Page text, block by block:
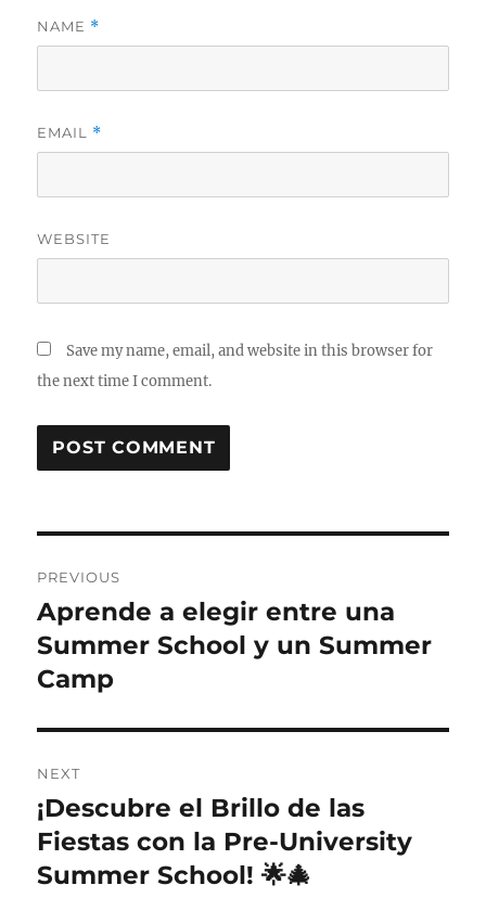
NAME *
EMAIL *
WEBSITE
Save my name, email, and website in this browser for
the next time I comment.
navigation
PREVIOUS
Previous
post:
Aprende a elegir entre una
Summer School y un Summer
Camp
NEXT
Next
post:
¡Descubre el Brillo de las
Fiestas con la Pre-University
Summer School! 🌟🎄